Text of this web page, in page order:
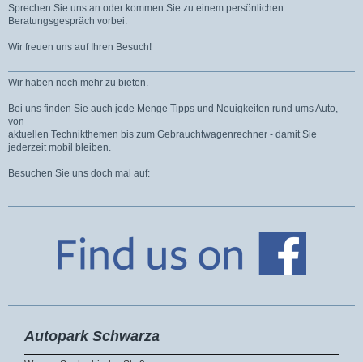
Sprechen Sie uns an oder kommen Sie zu einem persönlichen
Beratungsgespräch vorbei.
Wir freuen uns auf Ihren Besuch!
Wir haben noch mehr zu bieten.
Bei uns finden Sie auch jede Menge Tipps und Neuigkeiten rund ums Auto,
von
aktuellen Technikthemen bis zum Gebrauchtwagenrechner - damit Sie
jederzeit mobil bleiben.
Besuchen Sie uns doch mal auf:
Autopark Schwarza